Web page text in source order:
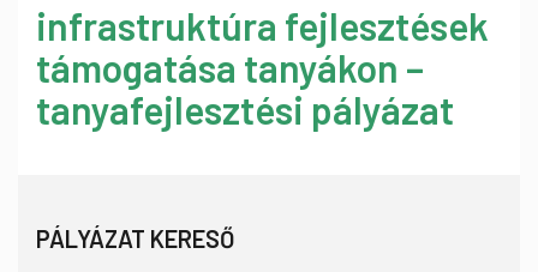
infrastruktúra fejlesztések
támogatása tanyákon –
tanyafejlesztési pályázat
PÁLYÁZAT KERESŐ